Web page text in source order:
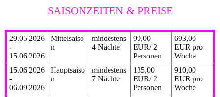
SAISONZEITEN & PREISE
29.05.2026
-
15.06.2026
Mittelsaiso
n
mindestens
4 Nächte
99,00
EUR/ 2
Personen
693,00
EUR pro
Woche
15.06.2026
-
06.09.2026
Hauptsaiso
n
mindestens
7 Nächte
135,00
EUR/ 2
Personen
910,00
EUR pro
Woche